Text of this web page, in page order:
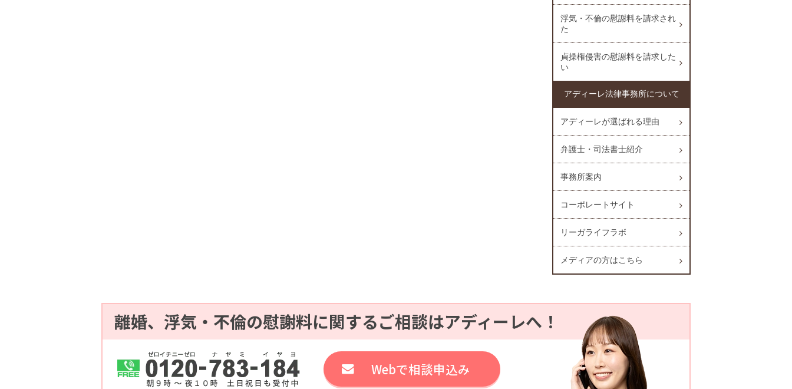
浮気・不倫の慰謝料を請求され
た
貞操権侵害の慰謝料を請求した
い
アディーレ法律事務所について
アディーレが選ばれる理由
弁護士・司法書士紹介
事務所案内
コーポレートサイト
リーガライフラボ
メディアの方はこちら
離婚、浮気・不倫の慰謝料に関するご相談はアディーレへ！
Webで相談申込み